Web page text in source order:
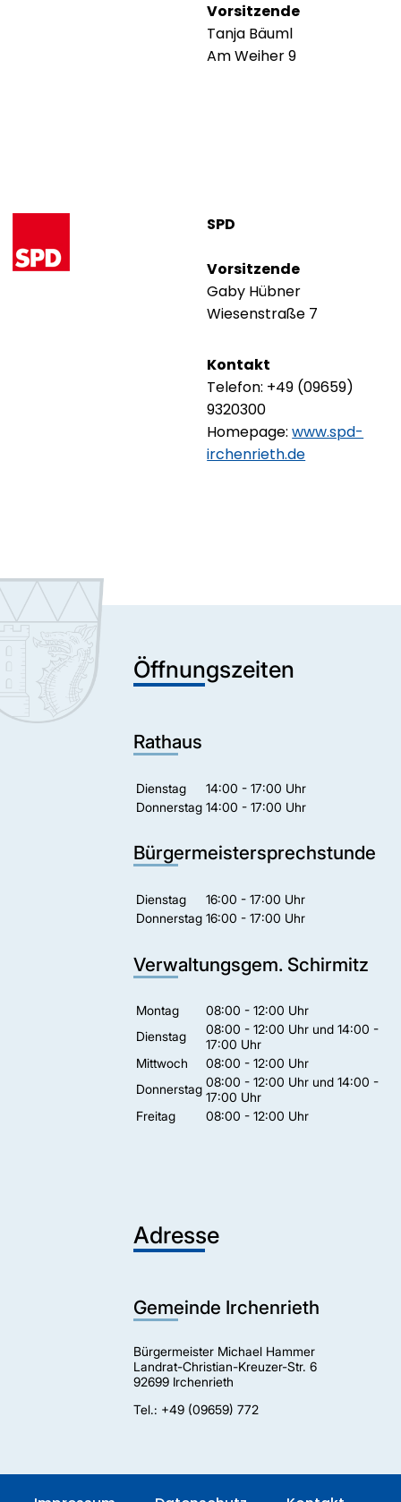
Vorsitzende
Tanja Bäuml
Am Weiher 9
SPD
Vorsitzende
Gaby Hübner
Wiesenstraße 7
Kontakt
Telefon: +49 (09659)
9320300
Homepage:www.spd-
irchenrieth.de
Öffnungszeiten
Rathaus
Dienstag
14:00 - 17:00 Uhr
Donnerstag 14:00 - 17:00 Uhr
Bürgermeistersprechstunde
Dienstag
16:00 - 17:00 Uhr
Donnerstag 16:00 - 17:00 Uhr
Verwaltungsgem. Schirmitz
Montag
08:00 - 12:00 Uhr
Dienstag
08:00 - 12:00 Uhr und 14:00 -
17:00 Uhr
Mittwoch
08:00 - 12:00 Uhr
Donnerstag 08:00 - 12:00 Uhr und 14:00 -
17:00 Uhr
Freitag
08:00 - 12:00 Uhr
Adresse
Gemeinde Irchenrieth
Bürgermeister Michael Hammer
Landrat-Christian-Kreuzer-Str. 6
92699 Irchenrieth
Tel.: +49 (09659) 772